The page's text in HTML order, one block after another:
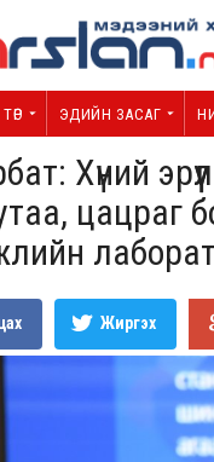
ЭДИЙН ЗАСАГ
Хүний
цацраг
Жиргэх